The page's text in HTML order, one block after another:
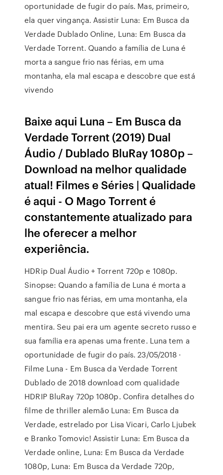
oportunidade de fugir do país. Mas, primeiro,
ela quer vingança. Assistir Luna: Em Busca da
Verdade Dublado Online, Luna: Em Busca da
Verdade Torrent. Quando a família de Luna é
morta a sangue frio nas férias, em uma
montanha, ela mal escapa e descobre que está
vivendo
Baixe aqui Luna – Em Busca da
Verdade Torrent (2019) Dual
Áudio / Dublado BluRay 1080p –
Download na melhor qualidade
atual! Filmes e Séries | Qualidade
é aqui - O Mago Torrent é
constantemente atualizado para
lhe oferecer a melhor
experiência.
HDRip Dual Áudio + Torrent 720p e 1080p.
Sinopse: Quando a família de Luna é morta a
sangue frio nas férias, em uma montanha, ela
mal escapa e descobre que está vivendo uma
mentira. Seu pai era um agente secreto russo e
sua família era apenas uma frente. Luna tem a
oportunidade de fugir do país. 23/05/2018 ·
Filme Luna - Em Busca da Verdade Torrent
Dublado de 2018 download com qualidade
HDRIP BluRay 720p 1080p. Confira detalhes do
filme de thriller alemão Luna: Em Busca da
Verdade, estrelado por Lisa Vicari, Carlo Ljubek
e Branko Tomovic! Assistir Luna: Em Busca da
Verdade online, Luna: Em Busca da Verdade
1080p, Luna: Em Busca da Verdade 720p,